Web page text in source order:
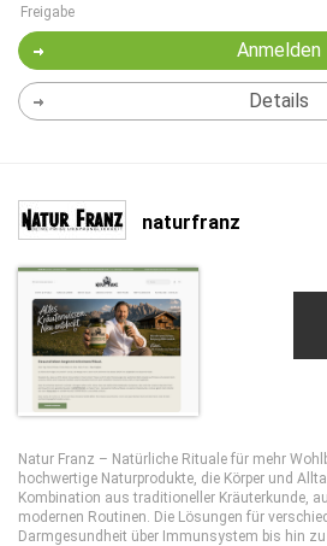
Freigabe
Anmelden
Details
naturfranz
Natur Franz – Natürliche Rituale für mehr
hochwertige Naturprodukte, die Körper und
Kombination aus traditioneller Kräuterkunde,
modernen Routinen. Die Lösungen für
Darmgesundheit über Immunsystem bis hin